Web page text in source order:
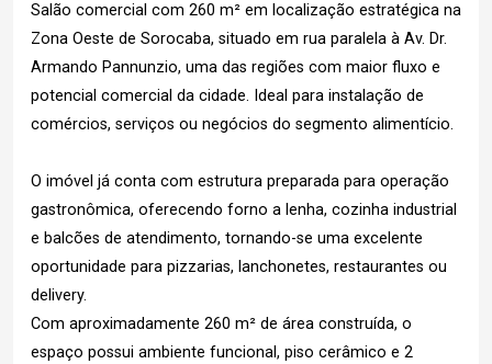
Salão comercial com 260 m² em localização estratégica na
Zona Oeste de Sorocaba, situado em rua paralela à Av. Dr.
Armando Pannunzio, uma das regiões com maior fluxo e
potencial comercial da cidade. Ideal para instalação de
comércios, serviços ou negócios do segmento alimentício.
O imóvel já conta com estrutura preparada para operação
gastronômica, oferecendo forno a lenha, cozinha industrial
e balcões de atendimento, tornando-se uma excelente
oportunidade para pizzarias, lanchonetes, restaurantes ou
delivery.
Com aproximadamente 260 m² de área construída, o
espaço possui ambiente funcional, piso cerâmico e 2